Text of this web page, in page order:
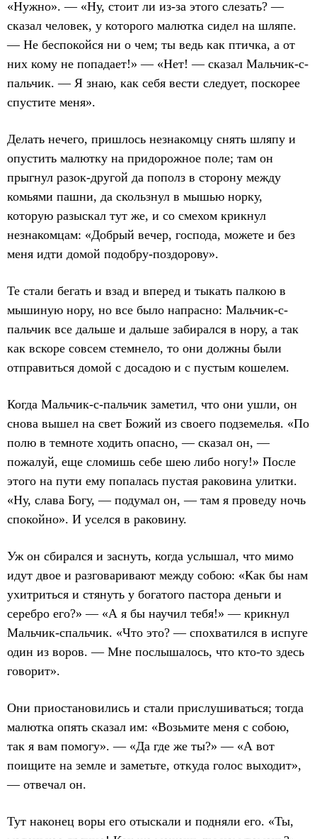
«Нужно». — «Ну, стоит ли из-за этого слезать? —
сказал человек, у которого малютка сидел на шляпе.
— Не беспокойся ни о чем; ты ведь как птичка, а от
них кому не попадает!» — «Нет! — сказал Мальчик-с-
пальчик. — Я знаю, как себя вести следует, поскорее
спустите меня».
Делать нечего, пришлось незнакомцу снять шляпу и
опустить малютку на придорожное поле; там он
прыгнул разок-другой да пополз в сторону между
комьями пашни, да скользнул в мышью норку,
которую разыскал тут же, и со смехом крикнул
незнакомцам: «Добрый вечер, господа, можете и без
меня идти домой подобру-поздорову».
Те стали бегать и взад и вперед и тыкать палкою в
мышиную нору, но все было напрасно: Мальчик-с-
пальчик все дальше и дальше забирался в нору, а так
как вскоре совсем стемнело, то они должны были
отправиться домой с досадою и с пустым кошелем.
Когда Мальчик-с-пальчик заметил, что они ушли, он
снова вышел на свет Божий из своего подземелья. «По
полю в темноте ходить опасно, — сказал он, —
пожалуй, еще сломишь себе шею либо ногу!» После
этого на пути ему попалась пустая раковина улитки.
«Ну, слава Богу, — подумал он, — там я проведу ночь
спокойно». И уселся в раковину.
Уж он сбирался и заснуть, когда услышал, что мимо
идут двое и разговаривают между собою: «Как бы нам
ухитриться и стянуть у богатого пастора деньги и
серебро его?» — «А я бы научил тебя!» — крикнул
Мальчик-спальчик. «Что это? — спохватился в испуге
один из воров. — Мне послышалось, что кто-то здесь
говорит».
Они приостановились и стали прислушиваться; тогда
малютка опять сказал им: «Возьмите меня с собою,
так я вам помогу». — «Да где же ты?» — «А вот
поищите на земле и заметьте, откуда голос выходит»,
— отвечал он.
Тут наконец воры его отыскали и подняли его. «Ты,